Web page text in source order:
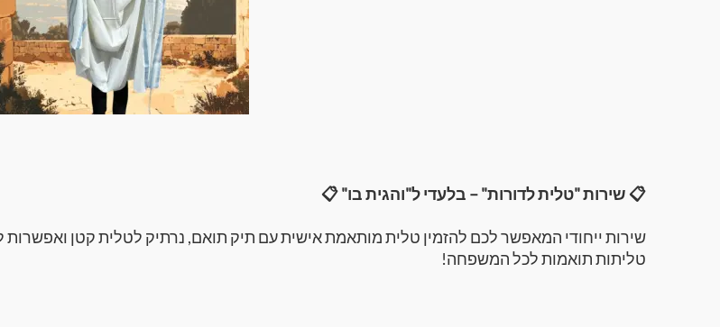
📋 שירות "טלית לדורות" – בלעדי ל"והגית בו" 📋
שירות ייחודי המאפשר לכם להזמין טלית מותאמת אישית עם תיק תואם, נרתיק לטלית קטן
טליתות תואמות לכל המשפחה!